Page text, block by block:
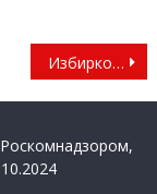
Избирком: Все избирательные участки в Нижегородской области открылись в штатном режиме